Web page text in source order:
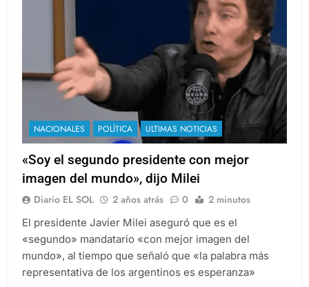
NACIONALES POLÍTICA ULTIMAS NOTICIAS
«Soy el segundo presidente con mejor
imagen del mundo», dijo Milei
Diario EL SOL 2 años atrás 0 2 minutos
El presidente Javier Milei aseguró que es el
«segundo» mandatario «con mejor imagen del
mundo», al tiempo que señaló que «la palabra más
representativa de los argentinos es esperanza»